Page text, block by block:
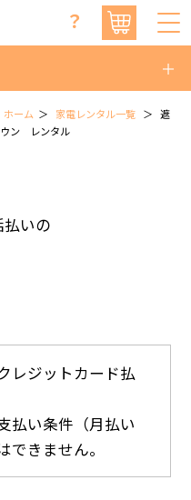
？
ホーム 家電レンタル一覧
遮
ウン レンタル
いの
レジットカード払
払い条件（月払い
できません。